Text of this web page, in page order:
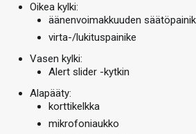
Oikea kylki:
äänenvoimakkuuden
virta-/lukituspainike
Vasen kylki:
Alert slider -kytkin
Alapääty:
korttikelkka
mikrofoniaukko